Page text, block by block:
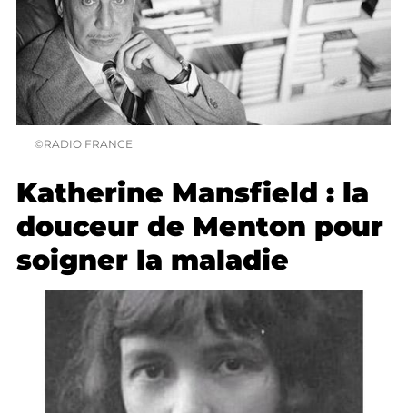
©RADIO FRANCE
Katherine Mansfield : la
douceur de Menton pour
soigner la maladie